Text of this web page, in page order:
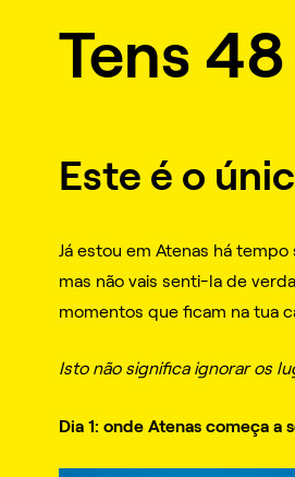
Tens
Este é o
Já estou em Atenas há
mas não vais senti-la de
momentos que ficam na tua
Isto não significa ignorar os
Dia 1: onde Atenas começa a